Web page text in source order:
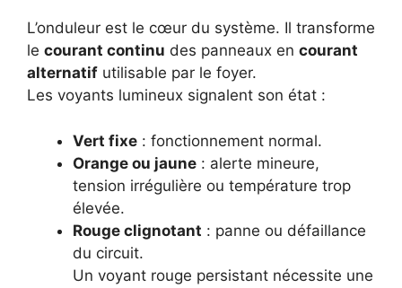
L’onduleur est le cœur du système. Il transforme
le courant continu des panneaux en courant
alternatif utilisable par le foyer.
Les voyants lumineux signalent son état :
Vert fixe : fonctionnement normal.
Orange ou jaune : alerte mineure,
tension irrégulière ou température trop
élevée.
Rouge clignotant : panne ou défaillance
du circuit.
Un voyant rouge persistant nécessite une